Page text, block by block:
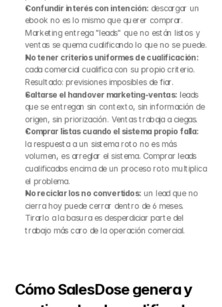
Confundir interés con intención: descargar un
ebook no es lo mismo que querer comprar.
Marketing entrega "leads" que no están listos y
ventas se quema cualificando lo que no se puede.
No tener criterios uniformes de cualificación:
cada comercial cualifica con su propio criterio.
Resultado: previsiones imposibles de fiar.
Saltarse el handover marketing-ventas: leads
que se entregan sin contexto, sin información de
origen, sin priorización. Ventas trabaja a ciegas.
Comprar listas cuando el sistema propio falla:
la respuesta a un sistema roto no es más
volumen, es arreglar el sistema. Comprar leads
cualificados encima de un proceso roto multiplica
el problema.
No reciclar los no convertidos: un lead que no
cierra hoy puede cerrar dentro de 6 meses.
Tirarlo a la basura es desperdiciar parte del
trabajo más caro de la operación comercial.
Cómo SalesDose genera y